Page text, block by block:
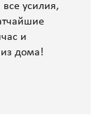
усилия,
и
дома!